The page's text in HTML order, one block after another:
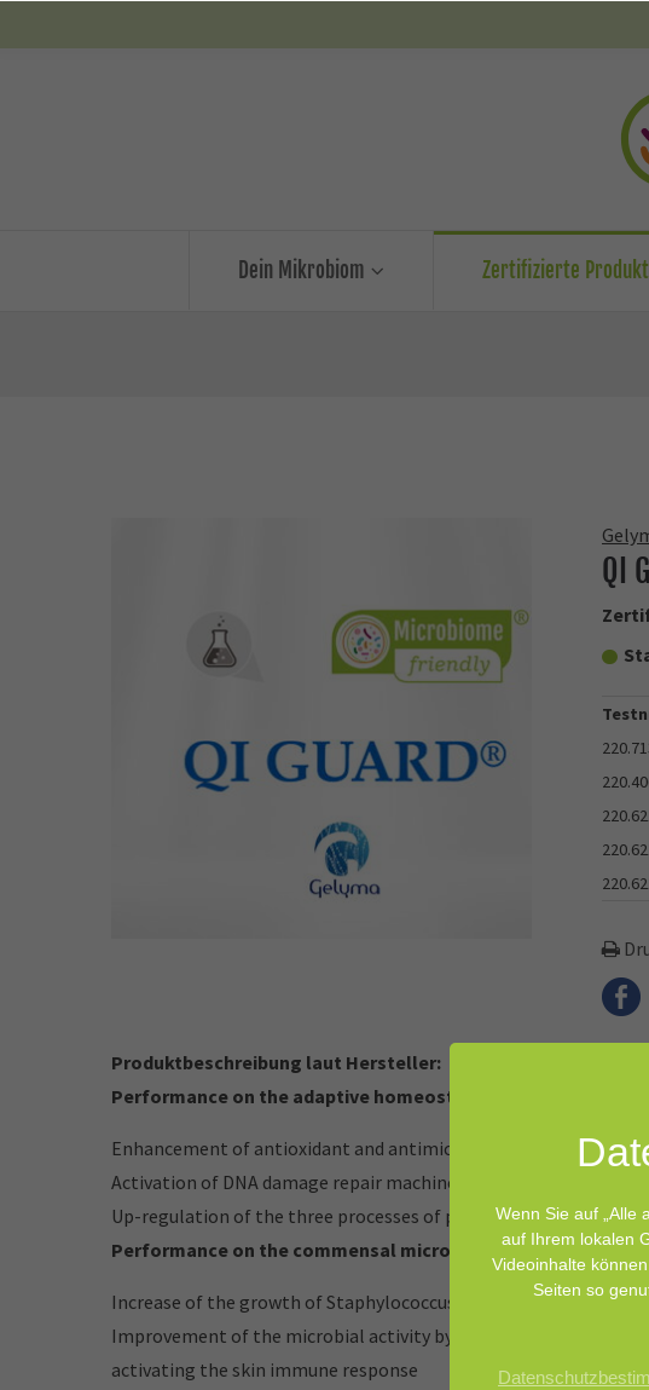
Dein Mikrobiom Zertifizierte
QI
Produktbeschreibung laut Hersteller:
Performance on the adaptive homeostasis
Enhancement of antioxidant and antimicrobial defense
Activation of DNA damage repair machinery
Up-regulation of the three processes of proteostasis HSP
Performance on the commensal microbiome
Increase of the growth of Staphylococcus epidermidis
Improvement of the microbial activity by
activating the skin immune response
Wenn Sie auf „Alle
auf Ihrem lokalen
Videoinhalte
Seiten so